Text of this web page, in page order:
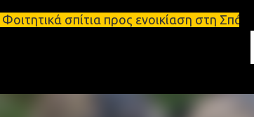
προς ενοικίαση στη Σπάρτη